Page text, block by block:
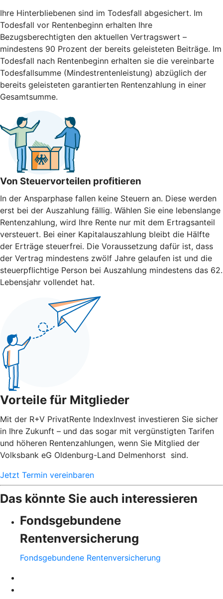
Ihre Hinterbliebenen sind im Todesfall abgesichert. Im
Todesfall vor Rentenbeginn erhalten Ihre
Bezugsberechtigten den aktuellen Vertragswert –
mindestens 90 Prozent der bereits geleisteten Beiträge. Im
Todesfall nach Rentenbeginn erhalten sie die vereinbarte
Todesfallsumme (Mindestrentenleistung) abzüglich der
bereits geleisteten garantierten Rentenzahlung in einer
Gesamtsumme.
Von Steuervorteilen profitieren
In der Ansparphase fallen keine Steuern an. Diese werden
erst bei der Auszahlung fällig. Wählen Sie eine lebenslange
Rentenzahlung, wird Ihre Rente nur mit dem Ertragsanteil
versteuert. Bei einer Kapitalauszahlung bleibt die Hälfte
der Erträge steuerfrei. Die Voraussetzung dafür ist, dass
der Vertrag mindestens zwölf Jahre gelaufen ist und die
steuerpflichtige Person bei Auszahlung mindestens das 62.
Lebensjahr vollendet hat.
Vorteile für Mitglieder
Mit der R+V PrivatRente IndexInvest investieren Sie sicher
in Ihre Zukunft – und das sogar mit vergünstigten Tarifen
und höheren Rentenzahlungen, wenn Sie Mitglied der
Volksbank eG Oldenburg-Land Delmenhorst sind.
Jetzt Termin vereinbaren
Das könnte Sie auch interessieren
Fondsgebundene
Rentenversicherung
Fondsgebundene Rentenversicherung